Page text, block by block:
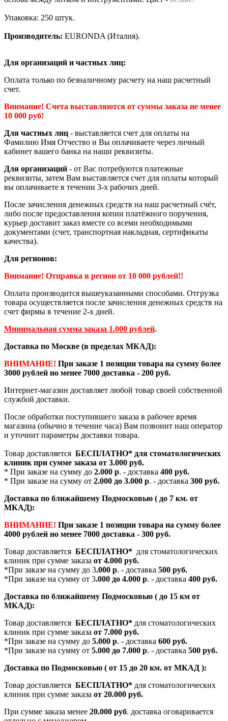
Упаковка: 250 штук.
Производитель: EURONDA (Италия).
Для организаций и частных лиц:
Оплата только по безналичному расчету на наш расчетный
счет.
Внимание! Счета выставляются от суммы заказа не менее
10 000 руб!
Для частных лиц - выставляется счет для оплаты на
Фамилию Имя Отчество и Вы оплачиваете через личный
кабинет вашего банка на наши реквизиты.
Для организаций - от Вас потребуются платежные
реквизиты, затем Вам выставляется счет для оплаты который
вы оплачиваете в течении 3-х рабочих дней.
После зачисления денежных средств на наш расчетный счёт,
либо после предоставления копии платёжного поручения,
курьер доставит заказ вместе со всеми необходимыми
документами (счет, транспортная накладная, сертификаты
качества).
Для регионов:
Внимание! Отправка в регион от 10 000 рублей!!
Оплата производится вышеуказанными способами. Отгрузка
товара осуществляется после зачисления денежных средств на
счет фирмы в течение 2-х дней.
Минимальная сумма заказа 1.000 рублей.
Доставка по Москве (в пределах МКАД):
ВНИМАНИЕ! При заказе 1 позиции товара на сумму более
3000 рублей но менее 7000 доставка - 200 руб.
Интернет-магазин доставляет любой товар своей собственной
службой доставки.
После обработки поступившего заказа в рабочее время
магазина (обычно в течение часа) Вам позвонит наш оператор
и уточнит параметры доставки товара.
Товар доставляется БЕСПЛАТНО* для стоматологических
клиник при сумме заказа от 3.000 руб.
* При заказе на сумму до 2.000 р. - доставка 400 руб.
* При заказе на сумму от 2.000 до 3.000 р. - доставка 300 руб.
Доставка по ближайшему Подмосковью ( до 7 км. от
МКАД):
ВНИМАНИЕ! При заказе 1 позиции товара на сумму более
4000 рублей но менее 7000 доставка - 300 руб.
Товар доставляется БЕСПЛАТНО* для стоматологических
клиник при сумме заказа от 4.000 руб.
*При заказе на сумму до 3.000 р. - доставка 500 руб.
*При заказе на сумму от 3.000 до 4.000 р. - доставка 400 руб.
Доставка по ближайшему Подмосковью ( до 15 км от
МКАД):
Товар доставляется БЕСПЛАТНО* для стоматологических
клиник при сумме заказа от 7.000 руб.
*При заказе на сумму до 5.000 р. - доставка 600 руб.
*При заказе на сумму от 5.000 до 7.000 р. - доставка 500 руб.
Доставка по Подмосковью ( от 15 до 20 км. от МКАД ):
Товар доставляется БЕСПЛАТНО* для стоматологических
клиник при сумме заказа от 20.000 руб.
При сумме заказа менее 20.000 руб. доставка оговаривается